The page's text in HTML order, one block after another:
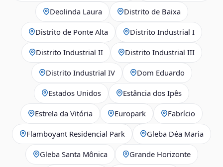
Deolinda Laura Distrito de Baixa
Distrito de Ponte Alta Distrito Industrial I
Distrito Industrial II Distrito Industrial III
Distrito Industrial IV Dom Eduardo
Estados Unidos Estância dos Ipês
Estrela da Vitória Europark Fabrício
Flamboyant Residencial Park Gleba Déa Maria
Gleba Santa Mônica Grande Horizonte